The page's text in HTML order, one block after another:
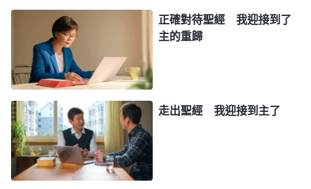
所記載的都不一樣，各有特色，這都是人所記載下來
的，我們就不能把他們所記載的説成是神的默示。另
外，彼得、約翰、保羅等人所寫的書信是因為他們經
歷了神的作工，出于對教會的負擔，就把他們對主話
語的經歷認識寫成了書信，勸勉并鼓勵教會的弟兄姊
妹，雖有聖靈的開啓，對人有造就、有幫助，但我們
也不能把他們所寫的書信當成是聖靈的説話。此時我
才真正確定聖經裏的話并不都是神所默示的，有很多
正確對待聖經 我迎接到了
主的重歸
走出聖經 我迎接到主了